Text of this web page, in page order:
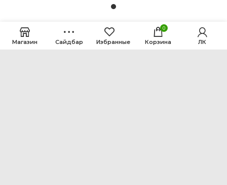
Магазин Сайдбар Избранные
0
Корзина ЛК